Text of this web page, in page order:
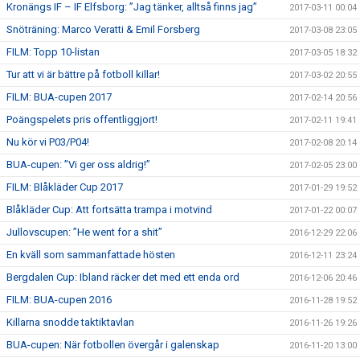
Kronängs IF – IF Elfsborg: ”Jag tänker, alltså finns jag” 2017-03-11 00:04
Snöträning: Marco Veratti & Emil Forsberg 2017-03-08 23:05
FILM: Topp 10-listan 2017-03-05 18:32
Tur att vi är bättre på fotboll killar! 2017-03-02 20:55
FILM: BUA-cupen 2017 2017-02-14 20:56
Poängspelets pris offentliggjort! 2017-02-11 19:41
Nu kör vi P03/P04! 2017-02-08 20:14
BUA-cupen: ”Vi ger oss aldrig!” 2017-02-05 23:00
FILM: Blåkläder Cup 2017 2017-01-29 19:52
Blåkläder Cup: Att fortsätta trampa i motvind 2017-01-22 00:07
Jullovscupen: ”He went for a shit” 2016-12-29 22:06
En kväll som sammanfattade hösten 2016-12-11 23:24
Bergdalen Cup: Ibland räcker det med ett enda ord 2016-12-06 20:46
FILM: BUA-cupen 2016 2016-11-28 19:52
Killarna snodde taktiktavlan 2016-11-26 19:26
BUA-cupen: När fotbollen övergår i galenskap 2016-11-20 13:00